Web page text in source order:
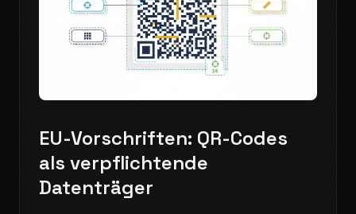
EU-Vorschriften: QR-Codes
als verpflichtende
Datenträger